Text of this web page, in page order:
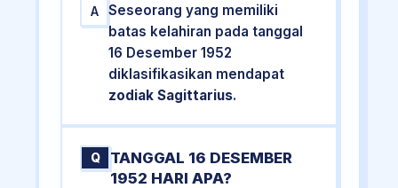
A
Seseorang yang memiliki
batas kelahiran pada tanggal
16 Desember 1952
diklasifikasikan mendapat
zodiak Sagittarius.
Q
TANGGAL 16 DESEMBER
1952 HARI APA?